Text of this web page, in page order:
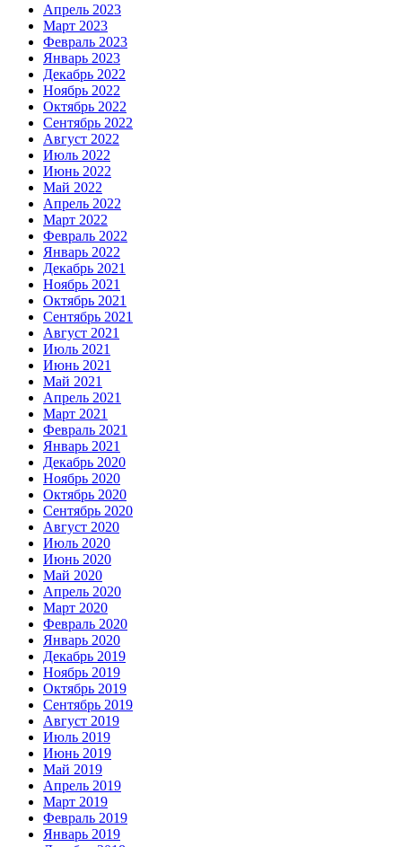
Апрель 2023
Март 2023
Февраль 2023
Январь 2023
Декабрь 2022
Ноябрь 2022
Октябрь 2022
Сентябрь 2022
Август 2022
Июль 2022
Июнь 2022
Май 2022
Апрель 2022
Март 2022
Февраль 2022
Январь 2022
Декабрь 2021
Ноябрь 2021
Октябрь 2021
Сентябрь 2021
Август 2021
Июль 2021
Июнь 2021
Май 2021
Апрель 2021
Март 2021
Февраль 2021
Январь 2021
Декабрь 2020
Ноябрь 2020
Октябрь 2020
Сентябрь 2020
Август 2020
Июль 2020
Июнь 2020
Май 2020
Апрель 2020
Март 2020
Февраль 2020
Январь 2020
Декабрь 2019
Ноябрь 2019
Октябрь 2019
Сентябрь 2019
Август 2019
Июль 2019
Июнь 2019
Май 2019
Апрель 2019
Март 2019
Февраль 2019
Январь 2019